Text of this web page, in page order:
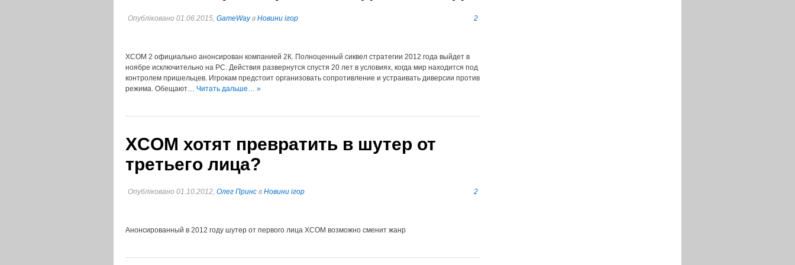
Опубліковано 01.06.2015, GameWayв Новини ігор 2
XCOM 2 официально анонсирован компанией 2К. Полноценный сиквел стратегии 2012 года выйдет в
ноябре исключительно на PC. Действия развернутся спустя 20 лет в условиях, когда мир находится под
контролем пришельцев. Игрокам предстоит организовать сопротивление и устраивать диверсии против
режима. Обещают… Читать дальше… »
XCOM хотят превратить в шутер от
третьего лица?
Опубліковано 01.10.2012, Олег Принс в Новини ігор 2
Анонсированный в 2012 году шутер от первого лица XCOM возможно сменит жанр